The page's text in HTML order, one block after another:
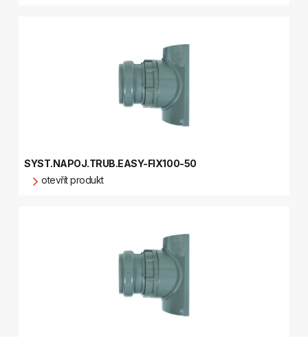
SYST.NAPOJ.TRUB.EASY-FIX100-50
otevřít produkt